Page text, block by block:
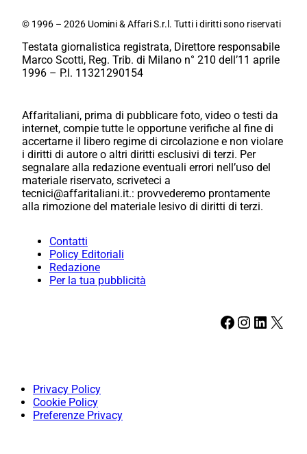
© 1996 – 2026 Uomini & Affari S.r.l. Tutti i diritti sono riservati
Testata giornalistica registrata, Direttore responsabile
Marco Scotti, Reg. Trib. di Milano n° 210 dell’11 aprile
1996 – P.I. 11321290154
Affaritaliani, prima di pubblicare foto, video o testi da
internet, compie tutte le opportune verifiche al fine di
accertarne il libero regime di circolazione e non violare
i diritti di autore o altri diritti esclusivi di terzi. Per
segnalare alla redazione eventuali errori nell’uso del
materiale riservato, scriveteci a
tecnici@affaritaliani.it.: provvederemo prontamente
alla rimozione del materiale lesivo di diritti di terzi.
Contatti
Policy Editoriali
Redazione
Per la tua pubblicità
Facebook Instagram LinkedIn X
Privacy Policy
Cookie Policy
Preferenze Privacy